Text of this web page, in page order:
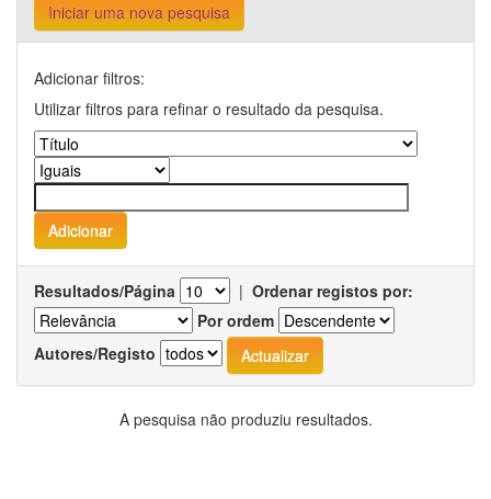
Iniciar uma nova pesquisa
Adicionar filtros:
Utilizar filtros para refinar o resultado da pesquisa.
Resultados/Página | Ordenar registos por:
Por ordem
Autores/Registo
A pesquisa não produziu resultados.